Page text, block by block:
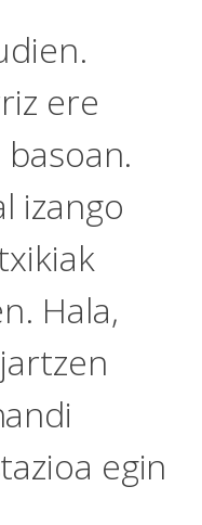
ere
izango
Hala,
egin